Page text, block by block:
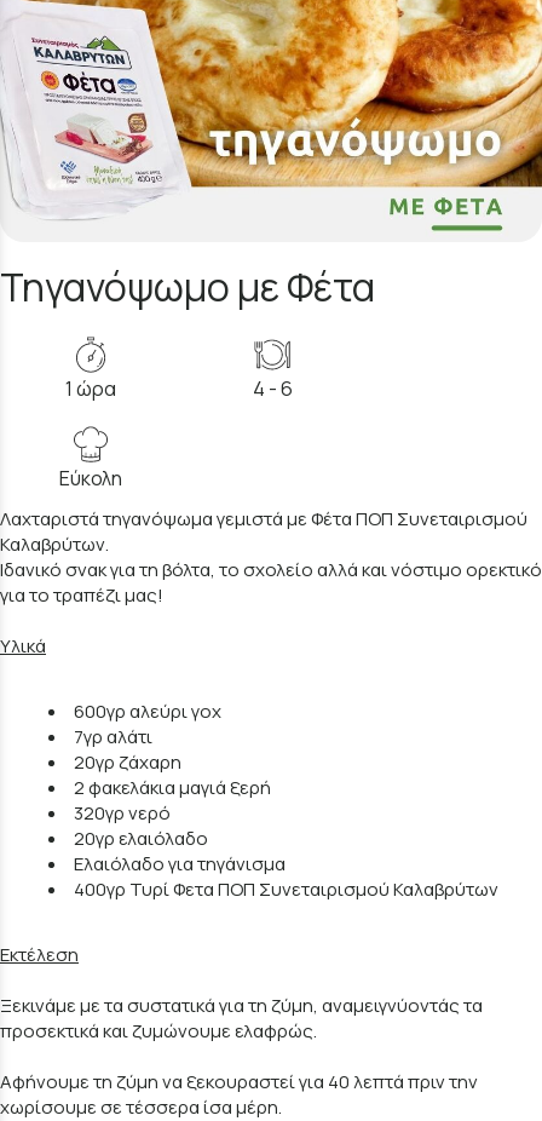
Τηγανόψωμο με Φέτα
1 ώρα 4 - 6
Εύκολη
Λαχταριστά τηγανόψωμα γεμιστά με Φέτα ΠΟΠ Συνεταιρισμού
Καλαβρύτων.
Ιδανικό σνακ για τη βόλτα, το σχολείο αλλά και νόστιμο ορεκτικό
για το τραπέζι μας!
Υλικά
600γρ αλεύρι γοχ
7γρ αλάτι
20γρ ζάχαρη
2 φακελάκια μαγιά ξερή
320γρ νερό
20γρ ελαιόλαδο
Ελαιόλαδο για τηγάνισμα
400γρ Τυρί Φετα ΠΟΠ Συνεταιρισμού Καλαβρύτων
Εκτέλεση
Ξεκινάμε με τα συστατικά για τη ζύμη, αναμειγνύοντάς τα
προσεκτικά και ζυμώνουμε ελαφρώς.
Αφήνουμε τη ζύμη να ξεκουραστεί για 40 λεπτά πριν την
χωρίσουμε σε τέσσερα ίσα μέρη.